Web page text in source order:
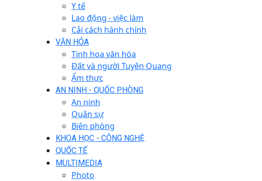
Y tế
Lao động - việc làm
Cải cách hành chính
VĂN HÓA
Tinh hoa văn hóa
Đất và người Tuyên Quang
Ẩm thực
AN NINH - QUỐC PHÒNG
An ninh
Quân sự
Biên phòng
KHOA HỌC - CÔNG NGHỆ
QUỐC TẾ
MULTIMEDIA
Photo